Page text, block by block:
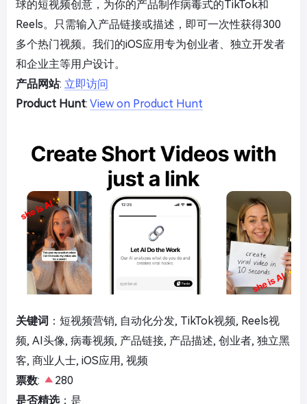
球的短视频创意，为你的产品制作病毒式的TikTok和
Reels。只需输入产品链接或描述，即可一次性获得300
多个热门视频。我们的iOS应用专为创业者、独立开发者
和企业主等用户设计。
产品网站: 立即访问
Product Hunt: View on Product Hunt
关键词 ：短视频营销, 自动化分发, TikTok视频, Reels视
频, AI头像, 病毒视频, 产品链接, 产品描述, 创业者, 独立黑
客, 商业人士, iOS应用, 视频
票数:
280
是否精选：是